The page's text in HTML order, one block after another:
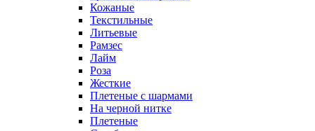
Кожаные
Текстильные
Литьевые
Рамзес
Лайм
Роза
Жесткие
Плетеные с шармами
На черной нитке
Плетеные